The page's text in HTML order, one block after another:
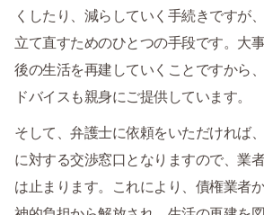
くしたり、減らしていく手続きですが
立て直すためのひとつの手段です。大
後の生活を再建していくことですから
ドバイスも親身にご提供しています。
そして、弁護士に依頼をいただければ
に対する交渉窓口となりますので、業
は止まります。これにより、債権業者